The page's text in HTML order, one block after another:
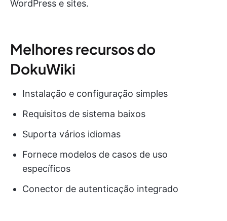
WordPress e sites.
Melhores recursos do
DokuWiki
Instalação e configuração simples
Requisitos de sistema baixos
Suporta vários idiomas
Fornece modelos de casos de uso
específicos
Conector de autenticação integrado